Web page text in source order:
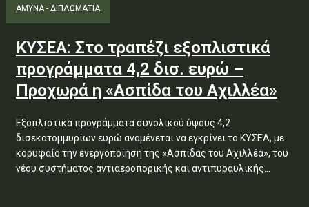
ΑΜΥΝΑ - ΔΙΠΛΩΜΑΤΙΑ
ΚΥΣΕΑ: Στο τραπέζι εξοπλιστικά
προγράμματα 4,2 δισ. ευρώ –
Προχωρά η «Ασπίδα του Αχιλλέα»
Εξοπλιστικά προγράμματα συνολικού ύψους 4,2
δισεκατομμυρίων ευρώ αναμένεται να εγκρίνει το ΚΥΣΕΑ, με
κορυφαίο την ενεργοποίηση της «Ασπίδας του Αχιλλέα», του
νέου συστήματος αντιαεροπορικής και αντιπυραυλικής...